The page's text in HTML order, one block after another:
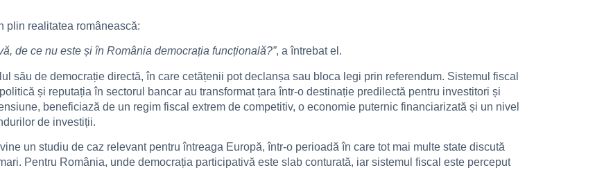
plin realitatea românească:
de ce nu este și în România democrația funcțională?”, a întrebat el.
său de democrație directă, în care cetățenii pot declanșa sau bloca legi prin referendum. Sistemul fiscal
și reputația în sectorul bancar au transformat țara într-o destinație predilectă pentru investitori și
beneficiază de un regim fiscal extrem de competitiv, o economie puternic financiarizată și un nivel
de investiții.
un studiu de caz relevant pentru întreaga Europă, într-o perioadă în care tot mai multe state discută
Pentru România, unde democrația participativă este slab conturată, iar sistemul fiscal este perceput